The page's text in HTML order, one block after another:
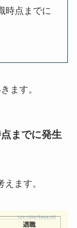
時点までに
ます。
までに発生
えます。